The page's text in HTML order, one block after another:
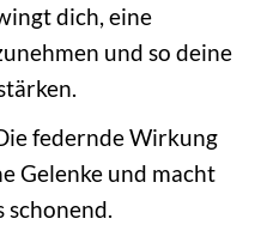
dich, eine
und so deine
federnde Wirkung
Gelenke und macht
schonend.